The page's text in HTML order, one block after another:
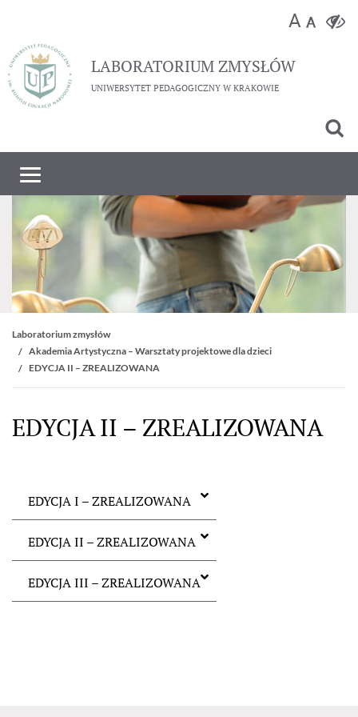
LABORATORIUMZMYSŁÓW
UNIWERSYTET PEDAGOGICZNY W KRAKOWIE
Laboratorium zmysłów
Akademia Artystyczna – Warsztaty projektowe dla dzieci
EDYCJA II – ZREALIZOWANA
EDYCJA II – ZREALIZOWANA
EDYCJA I – ZREALIZOWANA
EDYCJA II – ZREALIZOWANA
EDYCJA III – ZREALIZOWANA